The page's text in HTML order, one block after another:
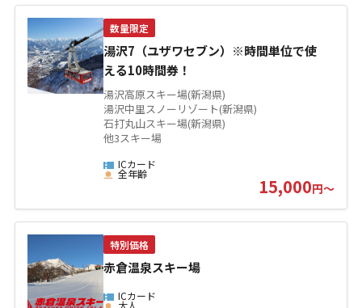
新規会員登録
ログイン
お問い合わせ
個人情報保護方針
特定商取引法に基づく表示
数量限定
湯沢7（ユザワセブン）※時間単位で使
える10時間券！
湯沢高原スキー場(新潟県)
湯沢中里スノーリゾート(新潟県)
石打丸山スキー場(新潟県)
他3スキー場
ICカード
全年齢
15,000円～
特別価格
赤倉温泉スキー場
ICカード
大人